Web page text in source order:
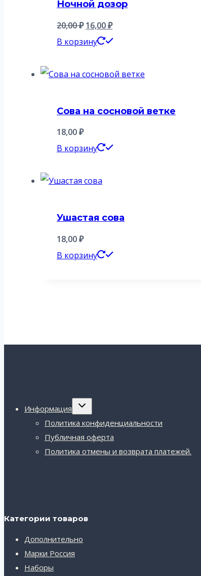
Ночной дозор
20,00₽ Первоначальная
цена
20,00 ₽.
16,00₽Текущая
цена:
В корзину
Сова на сосновой ветке
18,00₽
В корзину
Ушастая сова
18,00₽
В корзину
Информация
Переключить
Политика конфиденциальности
Публичная оферта
Политика отмены и возврата платежей.
Категории товаров
Дополнительно
Марки Россия
Наборы